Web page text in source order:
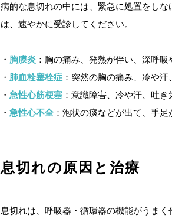
病的な息切れの中には、緊急に処置をし
は、速やかに受診してください。
・ 胸膜炎 ：胸の痛み、発熱が伴い、深呼
・ 肺血栓塞栓症 ：突然の胸の痛み、冷や
・ 急性心筋梗塞 ：意識障害、冷や汗、吐き
・ 急性心不全 ：泡状の痰などが出て、手
息切れの原因と治療
息切れは、呼吸器・循環器の機能がうま